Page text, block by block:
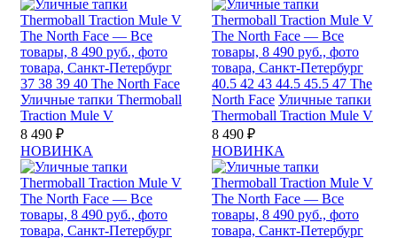
37 38 39 40 The North Face
Уличные тапки Thermoball
Traction Mule V
8 490 ₽
40.5 42 43 44.5 45.5 47 The
North Face Уличные тапки
Thermoball Traction Mule V
8 490 ₽
НОВИНКА
НОВИНКА